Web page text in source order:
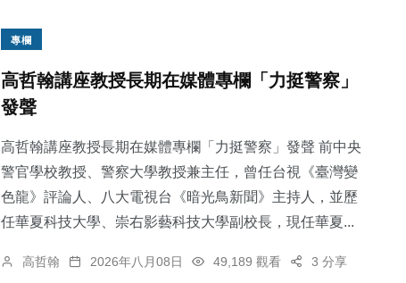
專欄
高哲翰講座教授長期在媒體專欄「力挺警察」
發聲
高哲翰講座教授長期在媒體專欄「力挺警察」發聲 前中央
警官學校教授、警察大學教授兼主任，曾任台視《臺灣變
色龍》評論人、八大電視台《暗光鳥新聞》主持人，並歷
任華夏科技大學、崇右影藝科技大學副校長，現任華夏...
高哲翰 2026年八月08日 49,189 觀看 3 分享